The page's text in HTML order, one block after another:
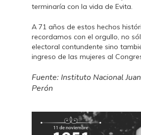
terminaría con la vida de Evita.
A 71 años de estos hechos
recordamos con el orgullo, no
electoral contundente sino
ingreso de las mujeres al
Fuente: Instituto Nacional
Perón